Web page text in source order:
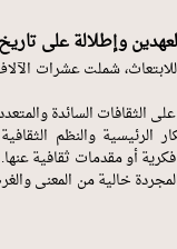
وإطلالة على
شملت عشرات الآلاف
الثقافات السائدة
الرئيسية والنظم
أو مقدمات ثقافية
خالية من المعنى